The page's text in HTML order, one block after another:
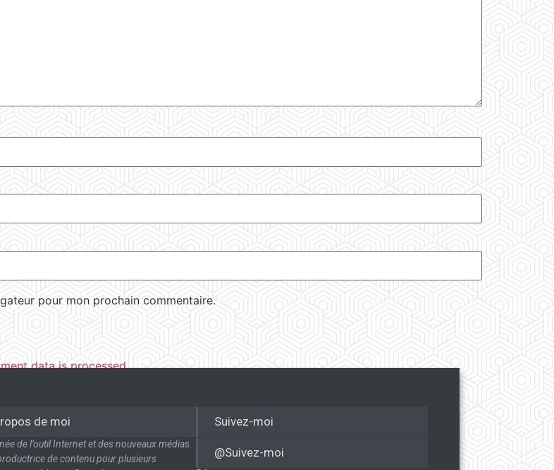
pour mon prochain commentaire.
data is processed.
de moi
de l’outil Internet et des nouveaux médias.
de contenu pour plusieurs
Suivez-moi
@Suivez-moi